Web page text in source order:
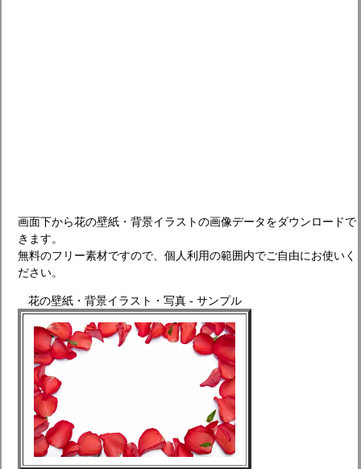
画面下から花の壁紙・背景イラストの画像データをダウンロードで
きます。
無料のフリー素材ですので、個人利用の範囲内でご自由にお使いく
ださい。
花の壁紙・背景イラスト・写真 - サンプル